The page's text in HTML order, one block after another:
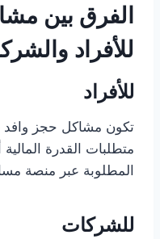
الفرق بين
للأفراد
للأفراد
تكون مشاكل حجز وافد
متطلبات القدرة
المطلوبة عبر منصة
للشركات